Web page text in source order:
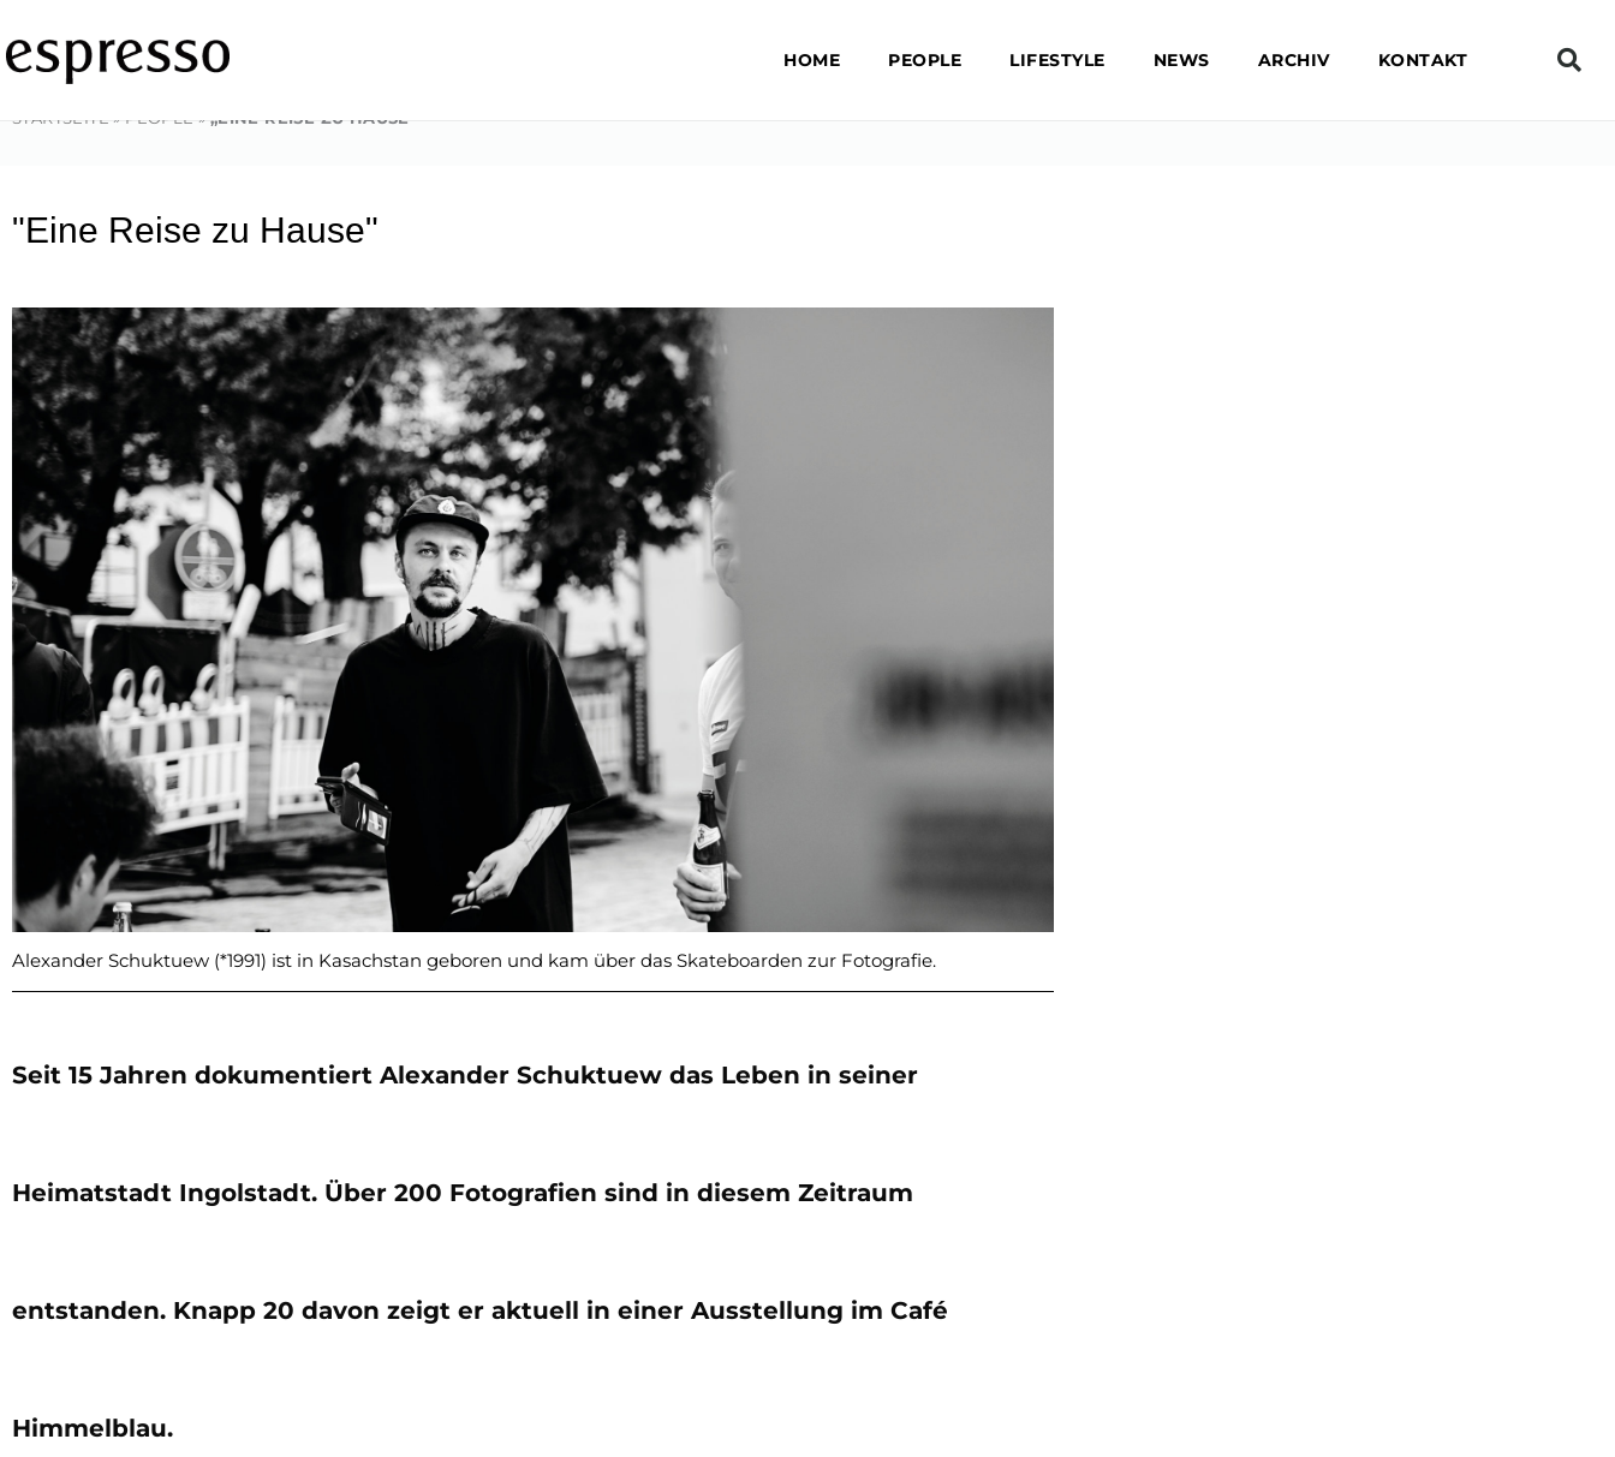
Inhalt
springen
HOME PEOPLE LIFESTYLE NEWS ARCHIV KONTAKT
STARTSEITE » PEOPLE » „EINE REISE ZU HAUSE“
"Eine Reise zu Hause"
Alexander Schuktuew (*1991) ist in Kasachstan geboren und kam über das Skateboarden zur Fotografie.
Seit 15 Jahren dokumentiert Alexander Schuktuew das Leben in seiner
Heimatstadt Ingolstadt. Über 200 Fotografien sind in diesem Zeitraum
entstanden. Knapp 20 davon zeigt er aktuell in einer Ausstellung im Café
Himmelblau.